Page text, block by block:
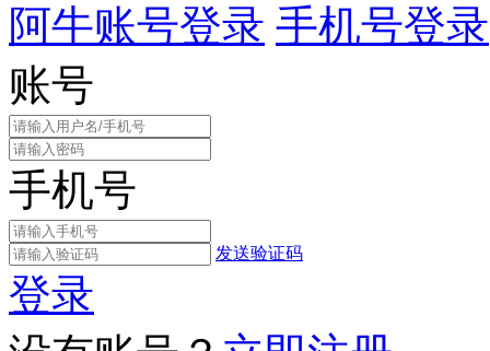
阿牛账号登录 手机号登录
账号
手机号
发送验证码
登录